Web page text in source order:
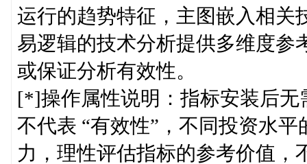
运行的趋势特征，主图嵌入相关
易逻辑的技术分析提供多维度参
或保证分析有效性。
[*]操作属性说明：指标安装后无
不代表 “有效性”，不同投资水
力，理性评估指标的参考价值，